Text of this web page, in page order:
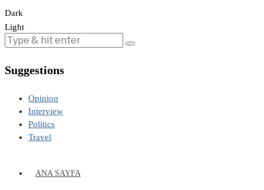
Dark
Light
Suggestions
Opinion
Interview
Politics
Travel
ANA SAYFA